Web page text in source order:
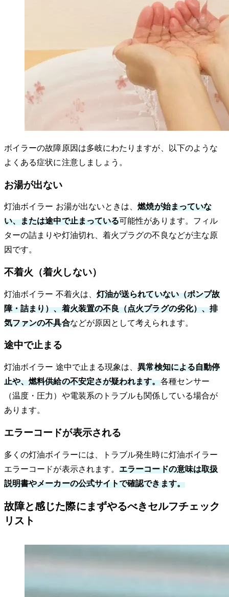
ボイラーの故障原因は多岐にわたりますが、以下のような
よくある症状に注意しましょう。
お湯が出ない
灯油ボイラー お湯が出ないときは、燃焼が始まっていな
い、または途中で止まっている可能性があります。フィル
ターの詰まりや灯油切れ、着火プラグの不良などが主な原
因です。
不着火（着火しない）
灯油ボイラー 不着火は、 灯油が送られていない（ポンプ故
障・詰まり）、着火装置の不良（点火プラグの劣化）、排
気ファンの不具合などが原因として考えられます。
途中で止まる
灯油ボイラー 途中で止まる現象は、異常検知による自動停
止や、燃料供給の不安定さが疑われます。各種センサー
（温度・圧力）や電装系のトラブルも関係している場合が
あります。
エラーコードが表示される
多くの灯油ボイラーには、トラブル発生時に灯油ボイラー
エラーコードが表示されます。エラーコードの意味は取扱
説明書やメーカーの公式サイトで確認できます。
故障と感じた際にまずやるべきセルフチェック
リスト